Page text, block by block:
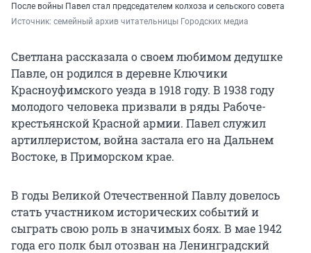
После войны Павел стал председателем колхоза и сельского совета
Источник: семейный архив читательницы Городских медиа
Светлана рассказала о своем любимом дедушке
Павле, он родился в деревне Ключики
Красноуфимского уезда в 1918 году. В 1938 году
молодого человека призвали в ряды Рабоче-
крестьянской Красной армии. Павел служил
артиллеристом, война застала его на Дальнем
Востоке, в Приморском крае.
В годы Великой Отечественной Павлу довелось
стать участником исторических событий и
сыграть свою роль в значимых боях. В мае 1942
года его полк был отозван на Ленинградский